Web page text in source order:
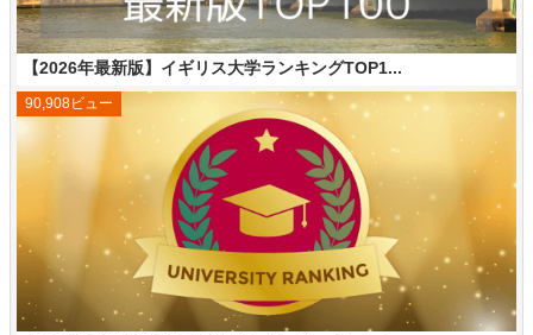
【2026年最新版】イギリス大学ランキングTOP1...
90,908ビュー